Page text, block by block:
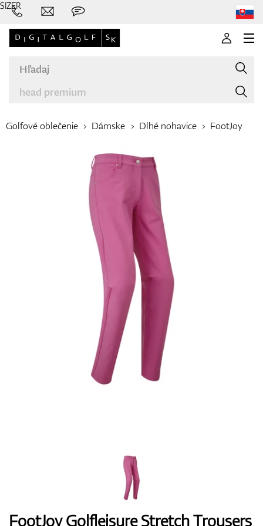
Značky
Palice
Oblečenie
Topánky
Rukavice
Bagy
Golfové oblečenie Dámske Dlhé nohavice FootJoy
FootJoy Golfleisure Stretch Trousers
SIZER